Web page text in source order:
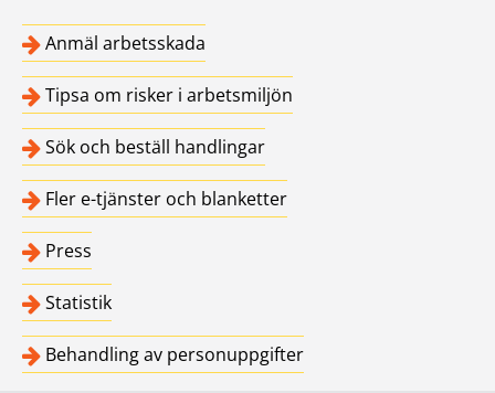
Anmäl arbetsskada
Tipsa om risker i arbetsmiljön
Sök och beställ handlingar
Fler e-tjänster och blanketter
Press
Statistik
Behandling av personuppgifter